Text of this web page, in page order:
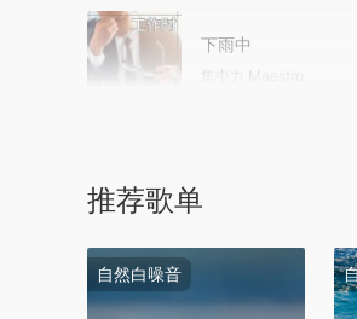
下雨中
推荐歌单
自然白噪音